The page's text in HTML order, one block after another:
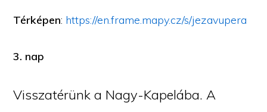
Térképen: https://en.frame.mapy.cz/s/jezavupera
3. nap
Visszatérünk a Nagy-Kapelába. A